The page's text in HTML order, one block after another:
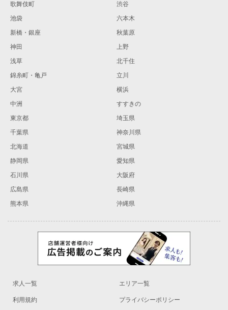
歌舞伎町
渋谷
池袋
六本木
新橋・銀座
秋葉原
神田
上野
浅草
北千住
錦糸町・亀戸
立川
大宮
横浜
中洲
すすきの
東京都
埼玉県
千葉県
神奈川県
北海道
宮城県
静岡県
愛知県
石川県
大阪府
広島県
長崎県
熊本県
沖縄県
求人一覧 エリア一覧
利用規約 プライバシーポリシー